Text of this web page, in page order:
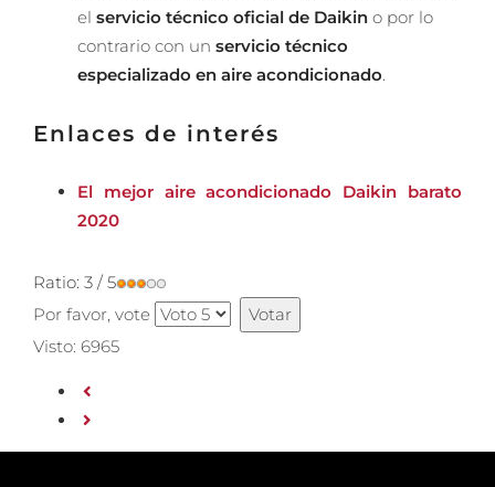
el servicio técnico oficial de Daikin o por lo
contrario con un servicio técnico
especializado en aire acondicionado.
Enlaces de interés
El mejor aire acondicionado Daikin barato
2020
Ratio: 3 / 5
Por favor, vote
Visto: 6965